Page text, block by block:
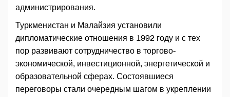
администрирования.
Туркменистан и Малайзия установили
дипломатические отношения в 1992 году и с тех
пор развивают сотрудничество в торгово-
экономической, инвестиционной, энергетической и
образовательной сферах. Состоявшиеся
переговоры стали очередным шагом в укреплении